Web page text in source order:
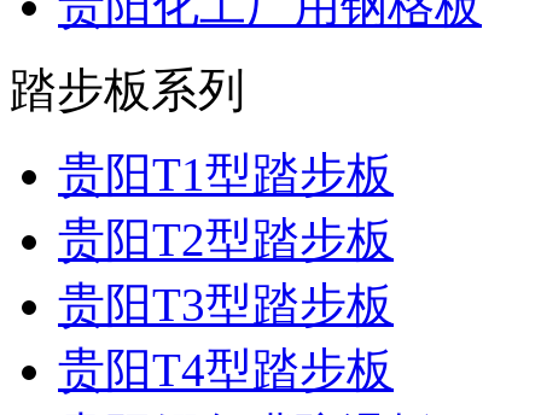
踏步板系列
贵阳T1型踏步板
贵阳T2型踏步板
贵阳T3型踏步板
贵阳T4型踏步板